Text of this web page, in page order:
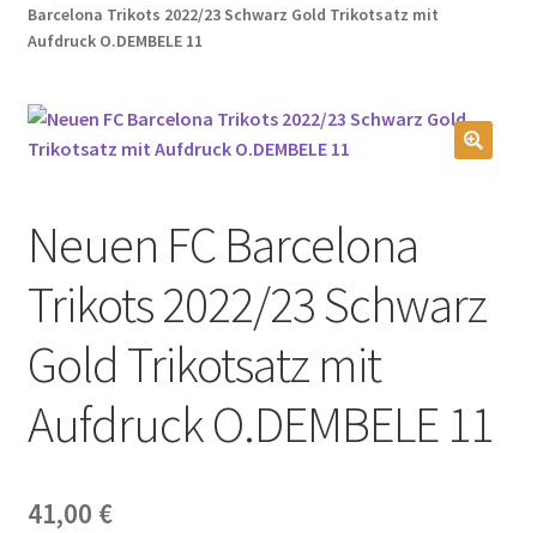
Blog
Kontaktiere uns
Shop
Barcelona Trikots 2022/23 Schwarz Gold Trikotsatz mit
Aufdruck O.DEMBELE 11
Neuen FC Barcelona
Trikots 2022/23 Schwarz
Gold Trikotsatz mit
Aufdruck O.DEMBELE 11
41,00 €